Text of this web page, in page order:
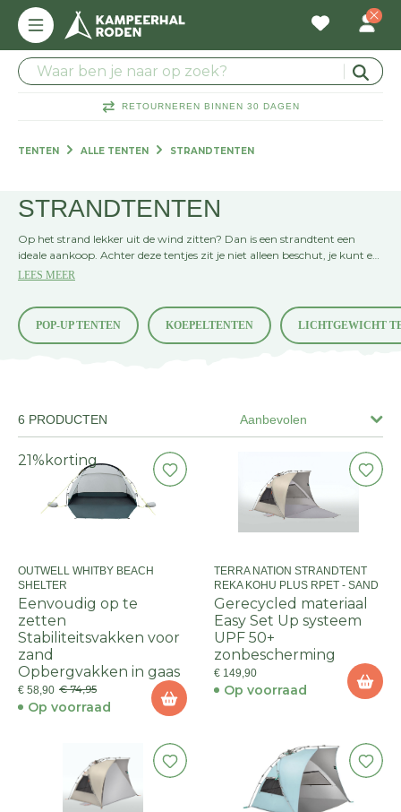
RETOURNEREN BINNEN 30 DAGEN
TENTEN ALLE TENTEN STRANDTENTEN
STRANDTENTEN
Op het strand lekker uit de wind zitten? Dan is een strandtent een
ideale aankoop. Achter deze tentjes zit je niet alleen beschut, je kunt er
ook veel strandspullen in kwijt. Beach shelters zijn heel eenvoudig op te
past, want je zult er lang plezier van hebben.
LEES MEER
POP-UP TENTEN KOEPELTENTEN LICHTGEWICHT
Aanbevolen
6 PRODUCTEN
21% korting
OUTWELL WHITBY BEACH
SHELTER
Eenvoudig op te
zetten
Stabiliteitsvakken voor
zand
Opbergvakken in gaas
€ 58,90 € 74,95
Op voorraad
TERRA NATION STRANDTENT
REKA KOHU PLUS RPET - SAND
Gerecycled materiaal
Easy Set Up systeem
UPF 50+
zonbescherming
€ 149,90
Op voorraad